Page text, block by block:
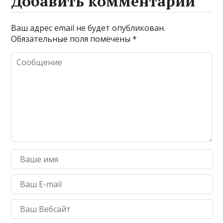
Ваш адрес email не будет опубликован.
Обязательные поля помечены*